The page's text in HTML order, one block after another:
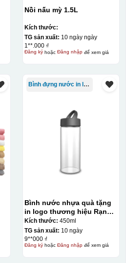
Nồi nấu mỳ 1.5L
Kích thước:
TG sản xuất: 10 ngày ngày
1**.000 ₫
Đăng kýhoặc Đăng nhậpđể xem giá
Bình đựng nước in logo
Bình nước nhựa quà tặng
in logo thương hiệu Rạng
Đông 450ml KQ-BNN01
Kích thước: 450ml
TG sản xuất: 10 ngày
9**000 ₫
Đăng kýhoặc Đăng nhậpđể xem giá